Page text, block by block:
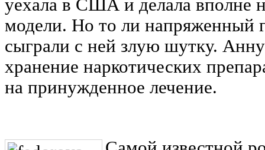
уехала в США и делала вполне
модели. Но то ли напряженный
сыграли с ней злую шутку.
хранение наркотических
на принужденное лечение.